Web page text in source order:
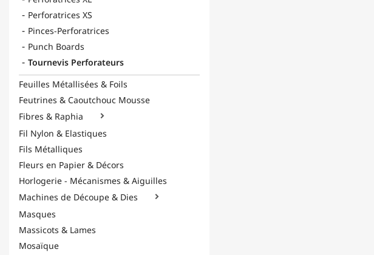
Perforatrices XS
Pinces-Perforatrices
Punch Boards
Tournevis Perforateurs
Feuilles Métallisées & Foils
Feutrines & Caoutchouc Mousse
Fibres & Raphia

Fil Nylon & Elastiques
Fils Métalliques
Fleurs en Papier & Décors
Horlogerie - Mécanismes & Aiguilles
Machines de Découpe & Dies

Masques
Massicots & Lames
Mosaïque